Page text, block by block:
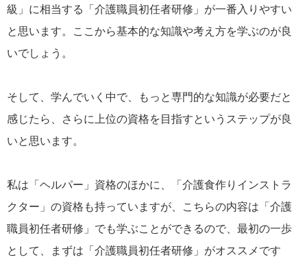
級」に相当する「介護職員初任者研修」が一番入りやすい
と思います。ここから基本的な知識や考え方を学ぶのが良
いでしょう。
そして、学んでいく中で、もっと専門的な知識が必要だと
感じたら、さらに上位の資格を目指すというステップが良
いと思います。
私は「ヘルパー」資格のほかに、「介護食作りインストラ
クター」の資格も持っていますが、こちらの内容は「介護
職員初任者研修」でも学ぶことができるので、最初の一歩
として、まずは「介護職員初任者研修」がオススメです